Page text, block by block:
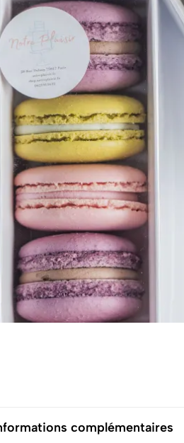
complémentaires